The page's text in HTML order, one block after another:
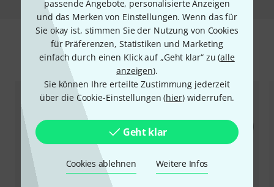
passende Angebote, personalisierte Anzeigen
und das Merken von Einstellungen. Wenn das für
Sie okay ist, stimmen Sie der Nutzung von Cookies
für Präferenzen, Statistiken und Marketing
einfach durch einen Klick auf „Geht klar“ zu (alle
anzeigen).
Sie können Ihre erteilte Zustimmung jederzeit
über die Cookie-Einstellungen (hier) widerrufen.
Geht klar
Cookies ablehnen Weitere Infos
Zubehör & passende Artikel